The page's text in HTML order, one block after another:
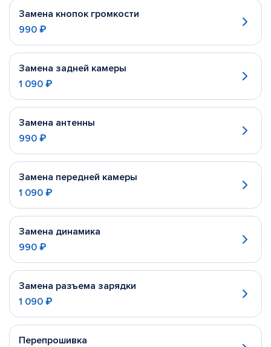
Замена кнопок громкости
990 ₽
Замена задней камеры
1 090 ₽
Замена антенны
990 ₽
Замена передней камеры
1 090 ₽
Замена динамика
990 ₽
Замена разъема зарядки
1 090 ₽
Перепрошивка